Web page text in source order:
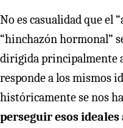
No es casualidad que el
“hinchazón hormonal”
dirigida principalmente
responde a los mismos
históricamente se nos
perseguir esos